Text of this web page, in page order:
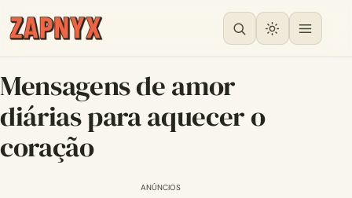
Mensagens de amor
diárias para aquecer o
coração
ANÚNCIOS